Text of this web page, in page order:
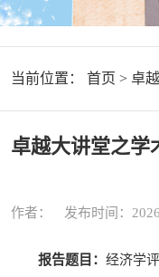
当前位置： 首页 > 卓
卓越大讲堂之学
作者： 发布时间：
报告题目： 经济学